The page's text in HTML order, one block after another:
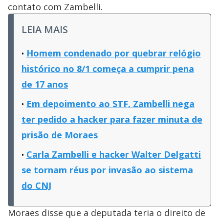
contato com Zambelli.
LEIA MAIS
Homem condenado por quebrar relógio
histórico no 8/1 começa a cumprir pena
de 17 anos
Em depoimento ao STF, Zambelli nega
ter pedido a hacker para fazer minuta de
prisão de Moraes
Carla Zambelli e hacker Walter Delgatti
se tornam réus por invasão ao sistema
do CNJ
Moraes disse que a deputada teria o direito de